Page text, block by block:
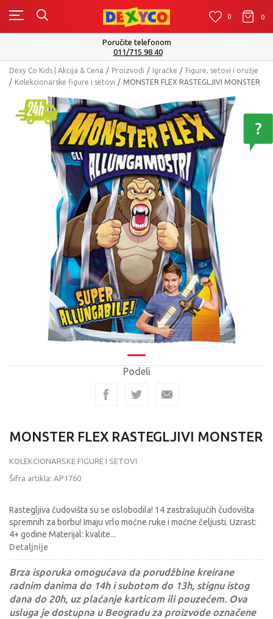
0 0 0
Poručite telefonom
011/715 98 40
Dexy Co Kids | Akcija & Cena Proizvodi Igračke
Figure, setovi i oružje
Kolekcionarske figure i setovi
MONSTER FLEX RASTEGLJIVI MONSTER
Podeli
MONSTER FLEX RASTEGLJIVI MONSTER
KOLEKCIONARSKE FIGURE I SETOVI
Šifra artikla: AP1760
Rastegljiva čudovišta su se oslobodila! 14 zastrašujućih čudovišta
spremnih za borbu! Imaju vrlo moćne ruke i moćne čeljusti. Uzrast:
4+ godine Materijal: kvalite...
Detaljnije
Brza isporuka omogućava da porudžbine kreirane
radnim danima do 14h i subotom do 13h, stignu istog
dana do 20h, uz plaćanje karticom ili pouzećem. Ova
usluga je dostupna u Beogradu za proizvode označene